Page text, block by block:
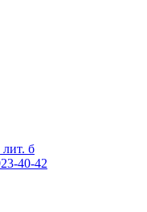
б
40-42